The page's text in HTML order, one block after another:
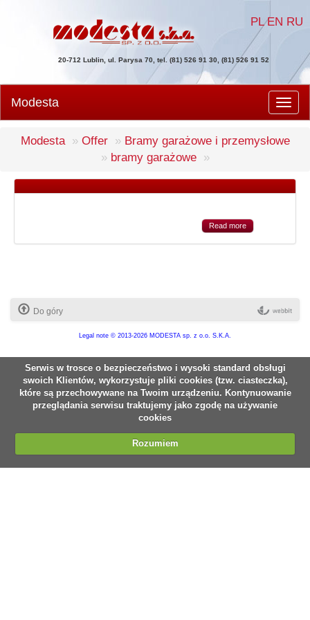
PL EN RU
20-712 Lublin, ul. Parysa 70, tel. (81) 526 91 30, (81) 526 91 52
Modesta
Modesta Offer
Bramy garażowe i przemysłowe
bramy garażowe
Read more
Do góry
Legal note © 2013-2026 MODESTA sp. z o.o. S.K.A.
Serwis w trosce o bezpieczeństwo i wysoki standard obsługi
swoich Klientów, wykorzystuje pliki cookies (tzw. ciasteczka),
które są przechowywane na Twoim urządzeniu. Kontynuowanie
przeglądania serwisu traktujemy jako zgodę na używanie
cookies
Rozumiem